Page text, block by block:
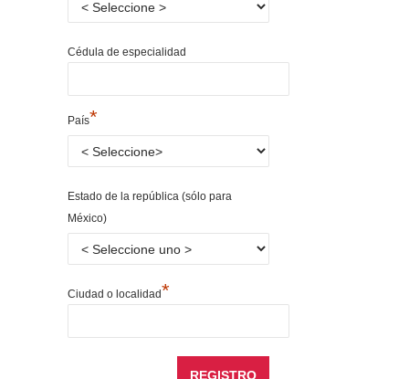
Cédula de especialidad
País*
Estado de la república (sólo para
México)
Ciudad o localidad*